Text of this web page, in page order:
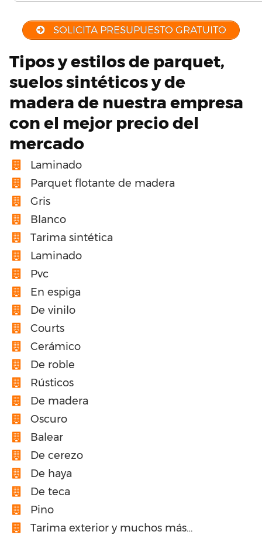
SOLICITA PRESUPUESTO GRATUITO
Tipos y estilos de parquet,
suelos sintéticos y de
madera de nuestra empresa
con el mejor precio del
mercado
Laminado
Parquet flotante de madera
Gris
Blanco
Tarima sintética
Laminado
Pvc
En espiga
De vinilo
Courts
Cerámico
De roble
Rústicos
De madera
Oscuro
Balear
De cerezo
De haya
De teca
Pino
Tarima exterior y muchos más…